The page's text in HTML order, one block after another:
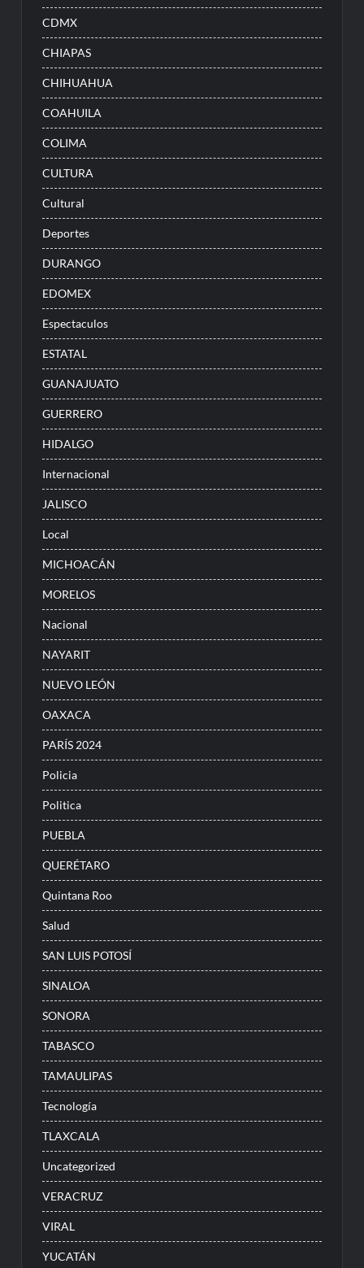
CDMX
CHIAPAS
CHIHUAHUA
COAHUILA
COLIMA
CULTURA
Cultural
Deportes
DURANGO
EDOMEX
Espectaculos
ESTATAL
GUANAJUATO
GUERRERO
HIDALGO
Internacional
JALISCO
Local
MICHOACÁN
MORELOS
Nacional
NAYARIT
NUEVO LEÓN
OAXACA
PARÍS 2024
Policia
Politica
PUEBLA
QUERÉTARO
Quintana Roo
Salud
SAN LUIS POTOSÍ
SINALOA
SONORA
TABASCO
TAMAULIPAS
Tecnología
TLAXCALA
Uncategorized
VERACRUZ
VIRAL
YUCATÁN